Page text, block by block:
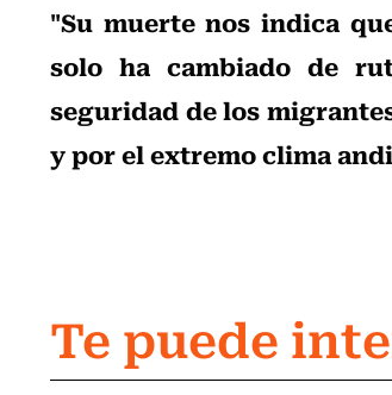
"Su muerte nos indica
solo ha cambiado de
seguridad de los
y por el extremo clima
Te puede